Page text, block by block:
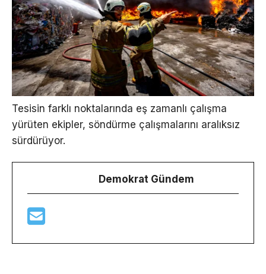
Tesisin farklı noktalarında eş zamanlı çalışma
yürüten ekipler, söndürme çalışmalarını aralıksız
sürdürüyor.
Demokrat Gündem